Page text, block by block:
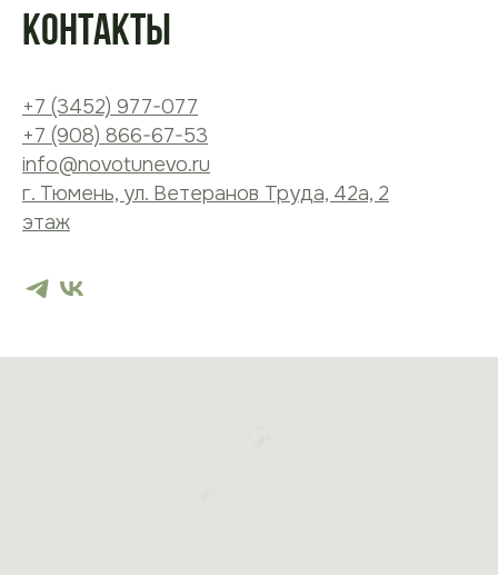
контакты
+7 (3452) 977-077
+7 (908) 866-67-53
info@novotunevo.ru
г. Тюмень, ул. Ветеранов Труда, 42а, 2
этаж